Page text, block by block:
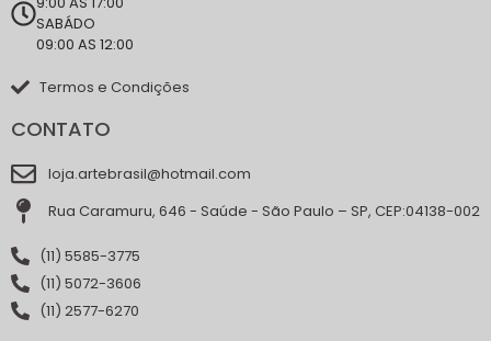
SABÁDO
09:00 AS 12:00
Termos e Condições
CONTATO
loja.artebrasil@hotmail.com
Rua Caramuru, 646 - Saúde - São Paulo – SP, CEP:04138-002
(11) 5585-3775
(11) 5072-3606
(11) 2577-6270